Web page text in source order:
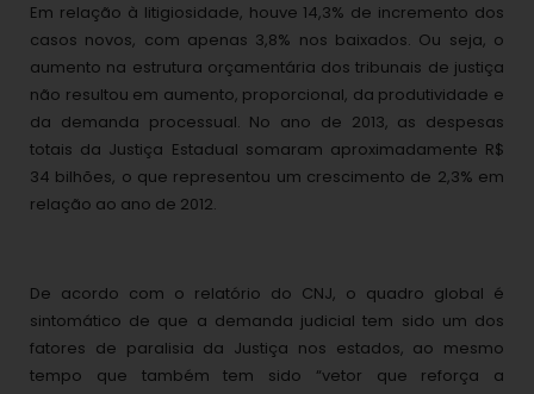
Em relação à litigiosidade, houve 14,3% de incremento dos
casos novos, com apenas 3,8% nos baixados. Ou seja, o
aumento na estrutura orçamentária dos tribunais de justiça
não resultou em aumento, proporcional, da produtividade e
da demanda processual. No ano de 2013, as despesas
totais da Justiça Estadual somaram aproximadamente R$
34 bilhões, o que representou um crescimento de 2,3% em
relação ao ano de 2012.
De acordo com o relatório do CNJ, o quadro global é
sintomático de que a demanda judicial tem sido um dos
fatores de paralisia da Justiça nos estados, ao mesmo
tempo que também tem sido “vetor que reforça a